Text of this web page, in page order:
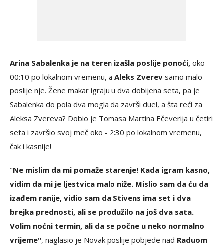
Arina Sabalenka je na teren izašla poslije ponoći, oko
00:10 po lokalnom vremenu, a Aleks Zverev samo malo
poslije nje. Žene makar igraju u dva dobijena seta, pa je
Sabalenka do pola dva mogla da završi duel, a šta reći za
Aleksa Zvereva? Dobio je Tomasa Martina Ečeverija u četiri
seta i završio svoj meč oko - 2:30 po lokalnom vremenu,
čak i kasnije!
"Ne mislim da mi pomaže starenje! Kada igram kasno,
vidim da mi je ljestvica malo niže. Mislio sam da ću da
izađem ranije, vidio sam da Stivens ima set i dva
brejka prednosti, ali se produžilo na još dva sata.
Volim noćni termin, ali da se počne u neko normalno
vrijeme", naglasio je Novak poslije pobjede nad Raduom